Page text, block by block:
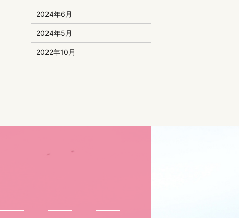
2024年6月
2024年5月
2022年10月